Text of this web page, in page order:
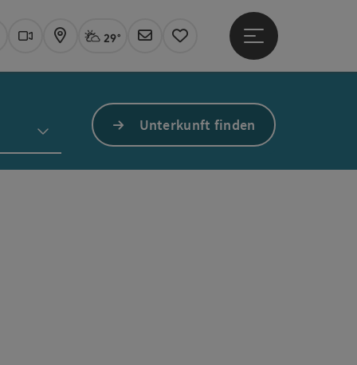
Webcams
KarteAktuelles Wetter Linz, stark bewölkt
29°
Newsletter
Merkzettel
Hauptmenü öffnen
Unterkunft finden